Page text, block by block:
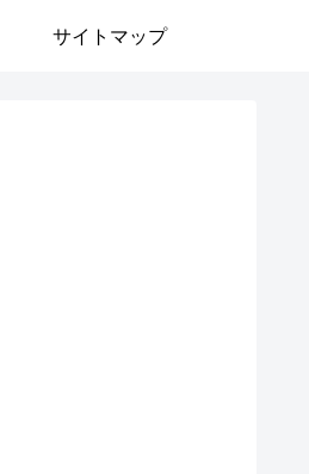
サイトマップ